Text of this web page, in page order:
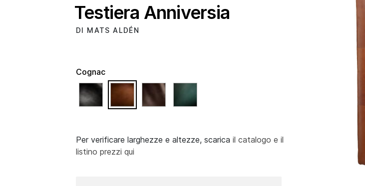
Testiera Anniversia
DI MATS ALDÉN
Per verificare larghezze e altezze, scarica il catalogo e il
listino prezzi qui
Cognac
selected